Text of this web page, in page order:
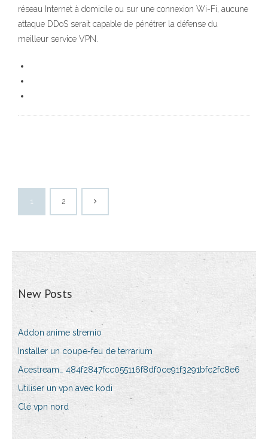
réseau Internet à domicile ou sur une connexion Wi-Fi, aucune
attaque DDoS serait capable de pénétrer la défense du
meilleur service VPN.
1 2
New Posts
Addon anime stremio
Installer un coupe-feu de terrarium
Acestream_ 484f2847fcc055116f8df0ce91f3291bfc2fc8e6
Utiliser un vpn avec kodi
Clé vpn nord